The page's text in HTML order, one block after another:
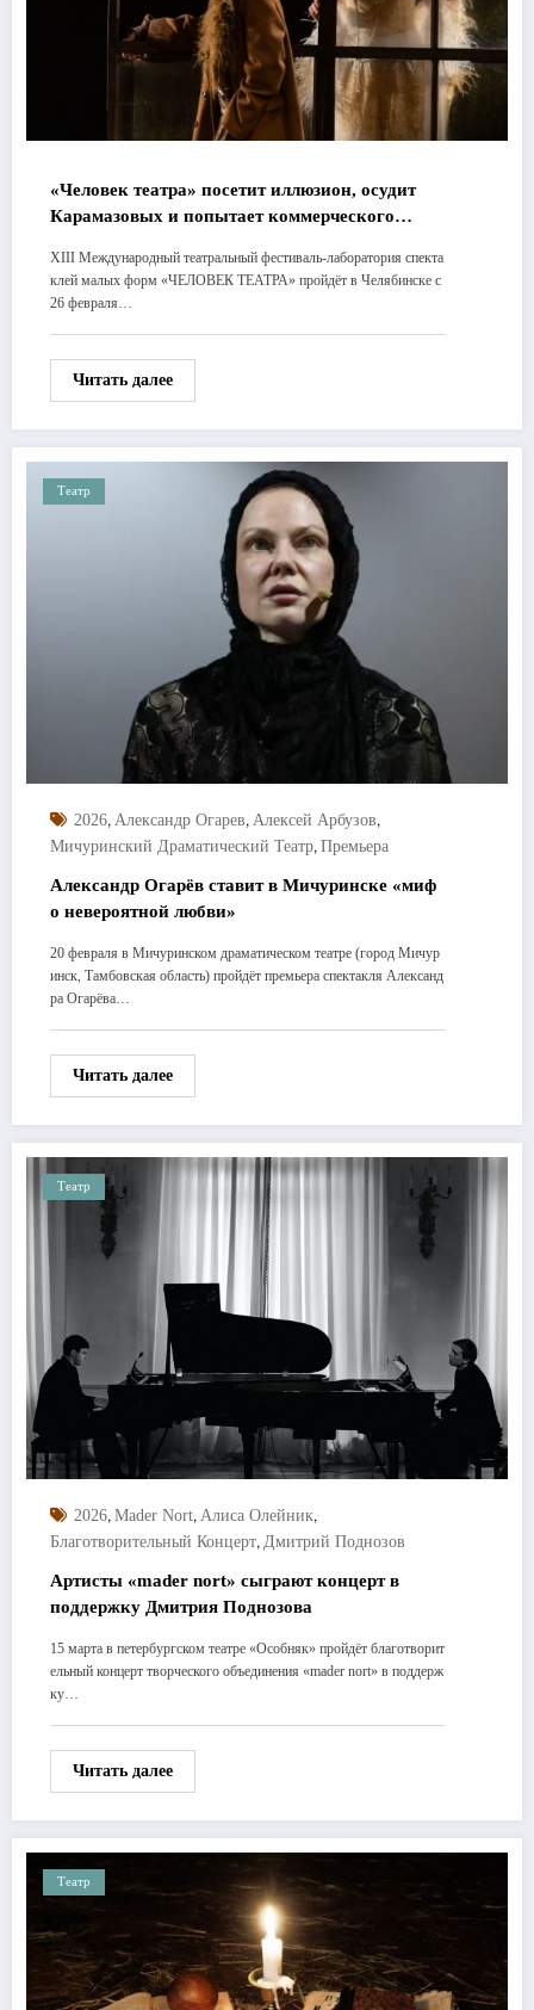
«Человек театра» посетит иллюзион, осудит
Карамазовых и попытает коммерческого
XIII Международный театральный фестиваль-лаборатория спекта
клей малых форм «ЧЕЛОВЕК ТЕАТРА» пройдёт в Челябинске с
26 февраля…
Читать далее
Театр
2026, Александр Огарев, Алексей Арбузов,
Мичуринский Драматический Театр, Премьера
Александр Огарёв ставит в Мичуринске «миф
о невероятной любви»
20 февраля в Мичуринском драматическом театре (город Мичур
инск, Тамбовская область) пройдёт премьера спектакля Александ
ра Огарёва…
Читать далее
Театр
2026, Mader Nort, Алиса Олейник,
Благотворительный Концерт, Дмитрий Поднозов
Артисты «mader nort» сыграют концерт в
поддержку Дмитрия Поднозова
15 марта в петербургском театре «Особняк» пройдёт благотворит
ельный концерт творческого объединения «mader nort» в поддерж
ку…
Читать далее
Театр